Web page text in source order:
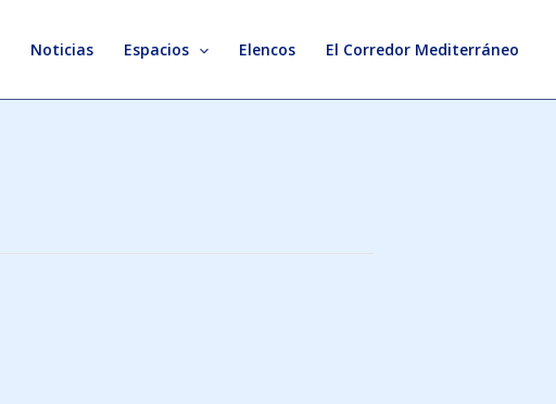
Noticias Espacios Elencos El Corredor Mediterráneo